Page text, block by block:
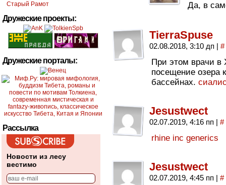
Старый Рамот
Дружеские проекты:
Дружеские порталы:
Рассылка
Новости из лесу
вестимо
Да, в
TierraSpuse
02.08.2018, 3:10 дп | #
При этом врачи в
посещение озера
бассейнах.
Jesustwect
02.07.2019, 4:16 пп | #
rhine inc generics
Jesustwect
02.07.2019, 4:45 пп | #